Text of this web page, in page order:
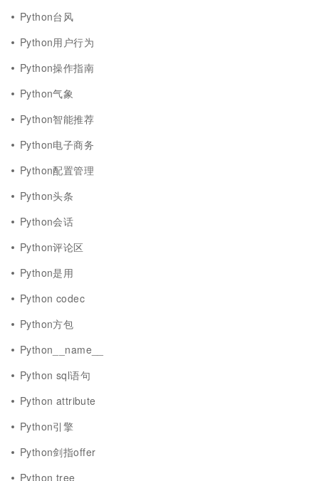
Python台风
Python用户行为
Python操作指南
Python气象
Python智能推荐
Python电子商务
Python配置管理
Python头条
Python会话
Python评论区
Python是用
Python codec
Python方包
Python__name__
Python sql语句
Python attribute
Python引擎
Python剑指offer
Python tree